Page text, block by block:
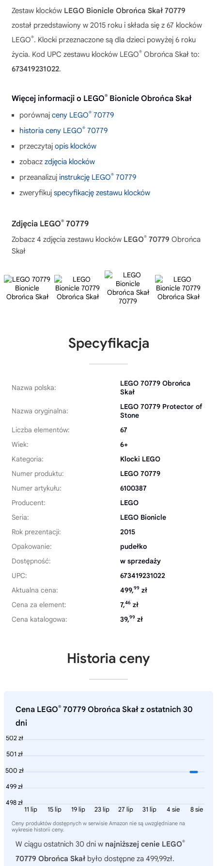
Zestaw klocków LEGO Bionicle Obrońca Skał 70779
został przedstawiony w 2015 roku i składa się z 67 klocków
LEGO®. Klocki przeznaczone są dla dzieci powyżej 6 roku
życia. Kod UPC zestawu klocków LEGO® Obrońca Skał to:
673419231022.
Więcej informacji o LEGO® Bionicle Obrońca Skał
porównaj ceny LEGO® 70779
historia ceny LEGO® 70779
przeczytaj opis klocków
zobacz zdjęcia klocków
przeanalizuj instrukcję LEGO® 70779
zweryfikuj specyfikację zestawu klocków
Zdjęcia LEGO® 70779
Zobacz 4 zdjęcia zestawu klocków LEGO® 70779 Obrońca
Skał
Specyfikacja
Nazwa polska:
LEGO 70779 Obrońca
Skał
Nazwa oryginalna:
LEGO 70779 Protector of
Stone
Liczba elementów:
67
Wiek:
6+
Kategoria:
Klocki LEGO
Numer produktu:
LEGO 70779
Numer artykułu:
6100387
Producent:
LEGO
Seria:
LEGO Bionicle
Rok prezentacji:
2015
Opakowanie:
pudełko
Dostępność:
w sprzedaży
UPC:
673419231022
Aktualna cena:
499,99 zł
Cena za element:
7,46 zł
Cena katalogowa:
39,99 zł
Historia ceny
Cena LEGO® 70779 Obrońca Skał z ostatnich 30
dni
502 zł
501 zł
500 zł
499 zł
498 zł
8 sie
4 sie
31 lip
27 lip
23 lip
19 lip
15 lip
11 lip
Ceny produktów dostępnych w serwisie Amazon nie są uwzględniane na
wykresie historii ceny.
W ciągu ostatnich 30 dni w najniższej cenie LEGO®
70779 Obrońca Skał było dostępne za 499,99zł.